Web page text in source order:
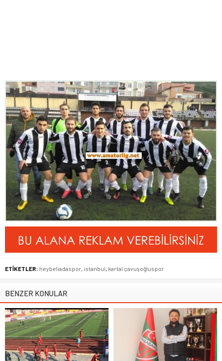
ETİKETLER: heybeliadaspor istanbul kartal çavuşoğluspor
BENZER KONULAR